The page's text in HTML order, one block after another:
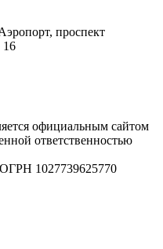
проспект
16
официальным сайтом
ответственностью
1027739625770